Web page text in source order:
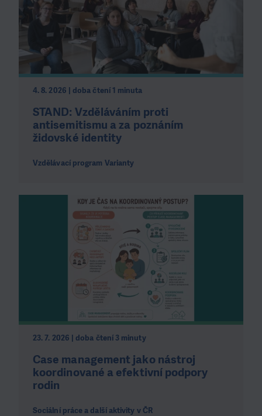
4. 8. 2026 | doba čtení 1 minuta
STAND: Vzděláváním proti
antisemitismu a za poznáním
židovské identity
Vzdělávací program Varianty
23. 7. 2026 | doba čtení 3 minuty
Case management jako nástroj
koordinované a efektivní podpory
rodin
Sociální práce a další aktivity v ČR